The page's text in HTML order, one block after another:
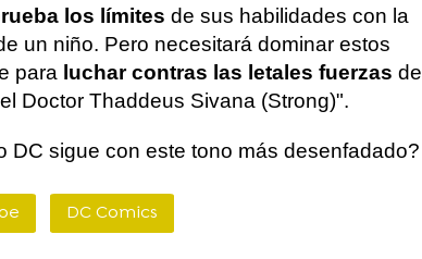
los límites de sus habilidades con la
un niño. Pero necesitará dominar estos
para luchar contras las letales fuerzas del
Doctor Thaddeus Sivana (Strong)".
DC sigue con este tono más desenfadado?
DC Comics